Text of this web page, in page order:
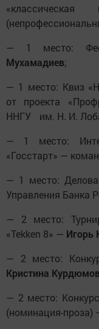
— 1 место:
Мухамадиев;
— 1 место: Квиз
от проекта
ННГУ им. Н. И.
— 1 место:
«Госстарт» —
— 1 место:
Управления Банка
— 2 место:
«Tekken 8» — Игорь
— 2 место:
Кристина
— 2 место:
(номинация-проза)